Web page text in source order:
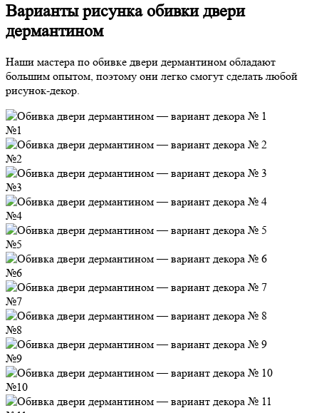
Варианты рисунка обивки двери
дермантином
Наши мастера по обивке двери дермантином обладают
большим опытом, поэтому они легко смогут сделать любой
рисунок-декор.
№1
№2
№3
№4
№5
№6
№7
№8
№9
№10